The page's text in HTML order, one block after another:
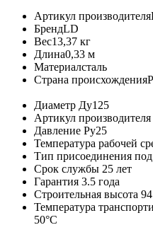
Артикул производителя
БрендLD
Вес13,37 кг
Длина0,33 м
Материалсталь
Страна происхождения
Диаметр Ду125
Артикул производителя
Давление Ру25
Температура рабочей
Тип присоединения
Срок службы 25 лет
Гарантия 3.5 года
Строительная высота
Температура
50°C